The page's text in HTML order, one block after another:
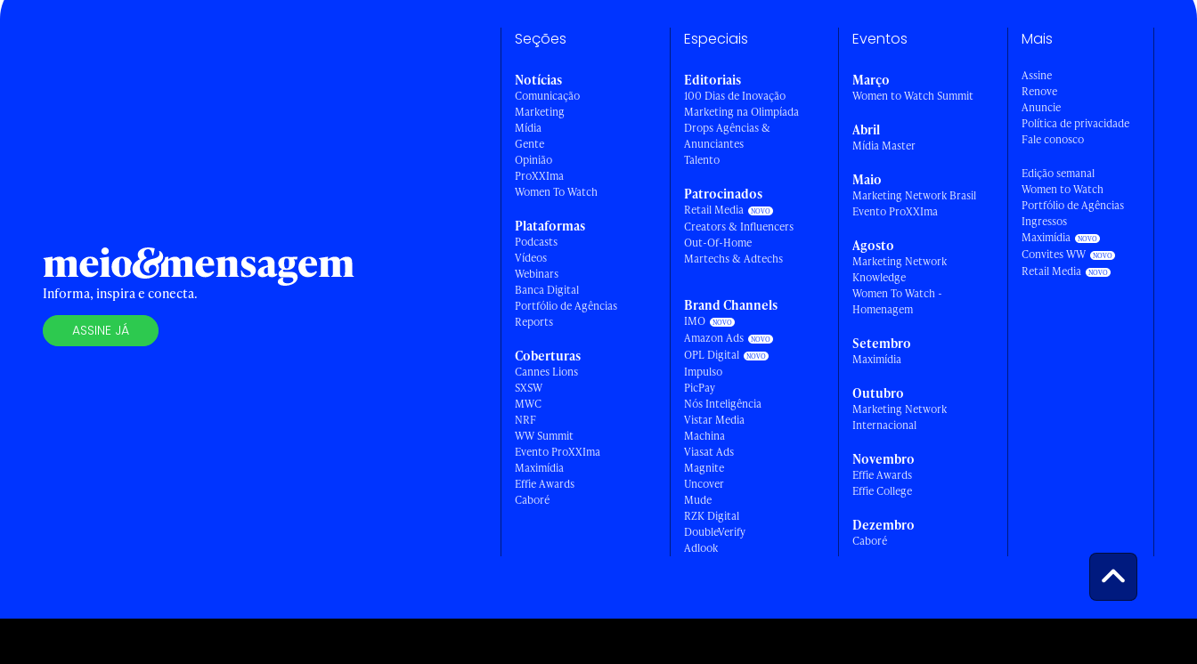
Informa, inspira e conecta.
ASSINE JÁ
Seções
Notícias
Comunicação
Marketing
Mídia
Gente
Opinião
ProXXIma
Women To Watch
Plataformas
Podcasts
Vídeos
Webinars
Banca Digital
Portfólio de Agências
Reports
Coberturas
Cannes Lions
SXSW
MWC
NRF
WW Summit
Evento ProXXIma
Maximídia
Effie Awards
Caboré
Especiais
Editoriais
100 Dias de Inovação
Marketing na Olimpíada
Drops Agências &
Anunciantes
Talento
Patrocinados
Retail Media
Creators & Influencers
Out-Of-Home
Martechs & Adtechs
Brand Channels
IMO
Amazon Ads
OPL Digital
Impulso
PicPay
Nós Inteligência
Vistar Media
Machina
Viasat Ads
Magnite
Uncover
Mude
RZK Digital
DoubleVerify
Adlook
Eventos
Março
Women to Watch Summit
Abril
Mídia Master
Maio
Marketing Network Brasil
Evento ProXXIma
Agosto
Marketing Network
Knowledge
Women To Watch -
Homenagem
Setembro
Maximídia
Outubro
Marketing Network
Internacional
Novembro
Effie Awards
Effie College
Dezembro
Caboré
Mais
Assine
Renove
Anuncie
Política de privacidade
Fale conosco
Edição semanal
Women to Watch
Portfólio de Agências
Ingressos
Maximídia
Convites WW
Retail Media